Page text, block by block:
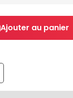
Ajouter au panier